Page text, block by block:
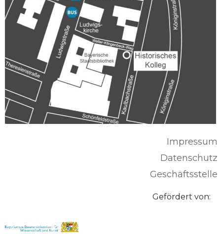
Impressum
Datenschutz
Geschäftsstelle
Gefördert von: